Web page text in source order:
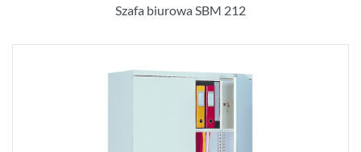
Szafa biurowa SBM 212